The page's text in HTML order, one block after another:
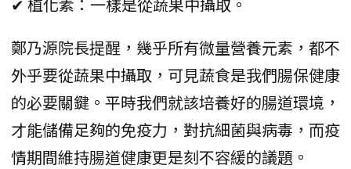
鄭乃源院長提醒，幾乎所有微量營養元素，都不
外乎要從蔬果中攝取，可見蔬食是我們腸保健康
的必要關鍵。平時我們就該培養好的腸道環境，
才能儲備足夠的免疫力，對抗細菌與病毒，而疫
情期間維持腸道健康更是刻不容緩的議題。